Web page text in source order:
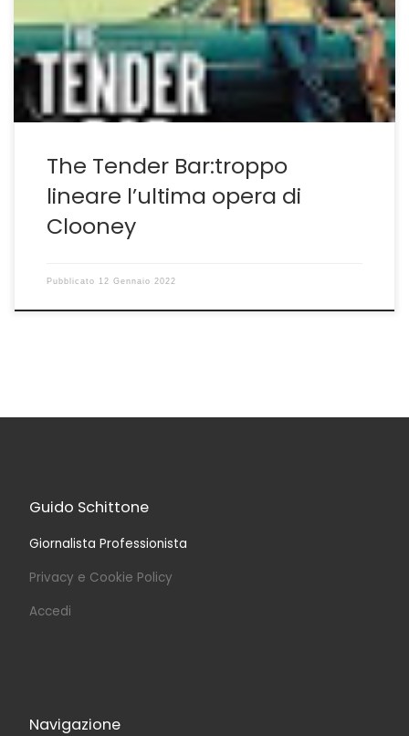
autobiografico del premio Pulitzer JR Moehringer.
L’attore-autore delude perché sembra essersi calato in
una sorta di comfort zone, svolgendo il compito con
diligenza ma senza alcun […]
The Tender Bar:troppo
lineare l’ultima opera di
Clooney
Pubblicato 12 Gennaio 2022
Guido Schittone
Giornalista Professionista
Privacy e Cookie Policy
Accedi
Navigazione